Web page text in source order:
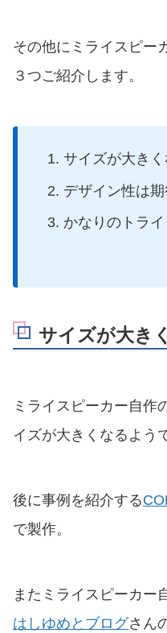
その他にミライスピー
３つご紹介します。
サイズが大きく
デザイン性は
かなりのトラ
サイズが大き
ミライスピーカー自作
イズが大きくなるよう
後に事例を紹介する
で製作。
またミライスピーカー
はしゆめとブログさん